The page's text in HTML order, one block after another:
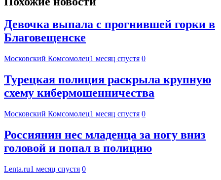
Девочка выпала с прогнившей горки в
Благовещенске
Московский Комсомолец1 месяц спустя 0
Турецкая полиция раскрыла крупную
схему кибермошенничества
Московский Комсомолец1 месяц спустя 0
Россиянин нес младенца за ногу вниз
головой и попал в полицию
Lenta.ru1 месяц спустя 0